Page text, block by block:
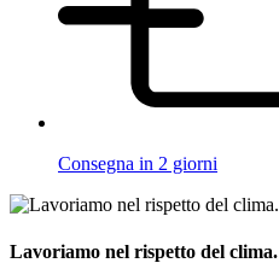
Consegna in 2 giorni
Lavoriamo nel rispetto del clima.